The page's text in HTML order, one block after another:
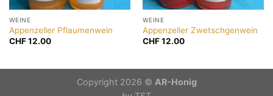
WEINE
Appenzeller Pflaumenwein
CHF12.00
WEINE
Appenzeller Zwetschgenwein
CHF12.00
Copyright 2026 © AR-Honig